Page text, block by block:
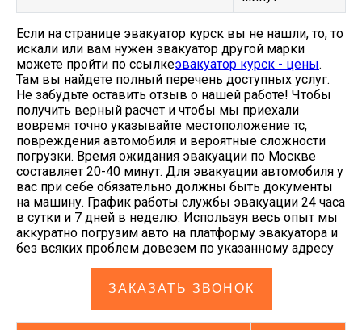
Если на странице эвакуатор курск вы не нашли, то, то
искали или вам нужен эвакуатор другой марки
можете пройти по ссылкеэвакуатор курск - цены.
Там вы найдете полный перечень доступных услуг.
Не забудьте оставить отзыв о нашей работе! Чтобы
получить верный расчет и чтобы мы приехали
вовремя точно указывайте местоположение тс,
повреждения автомобиля и вероятные сложности
погрузки. Время ожидания эвакуации по Москве
составляет 20-40 минут. Для эвакуации автомобиля у
вас при себе обязательно должны быть документы
на машину. График работы службы эвакуации 24 часа
в сутки и 7 дней в неделю. Используя весь опыт мы
аккуратно погрузим авто на платформу эвакуатора и
без всяких проблем довезем по указанному адресу
ЗАКАЗАТЬ ЗВОНОК